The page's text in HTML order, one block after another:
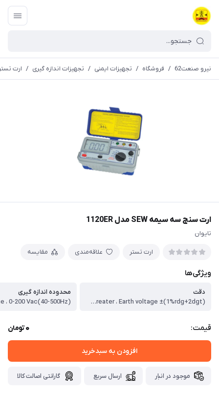
نیرو صنعت62 / فروشگاه / تجهیزات ایمنی / تجهیزات اندازه گیری / ارت
ارت سنج سه سیمه SEW مدل 1120ER
تایوان
ارت تستر علاقه‌مندی مقایسه
ویژگی‌ها
دقت
Earth resistance ±(2%rdg+2dgt) ، or ±0.1Ω, which is greater ، Earth voltage ±(1%rdg+2dgt)
محدوده اندازه گیری
قیمت: 0تومان
افزودن به سبدخرید
موجود در انبار ارسال سریع گارانتی اصالت کالا